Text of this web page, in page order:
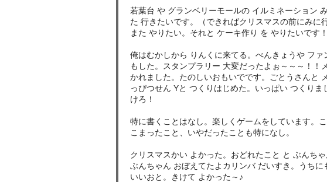
若葉台 や グランベリーモールの イルミネーション
た 行きたいです。（できればクリスマスの前にみに
また やりたい。それと ケーキ作り を やりたいです！
俺はむかしから りんくに来てる。べんきょうや フ
もした。スタンプラリー 大変だったよぉ～～～！！
かれました。たのしいおもいでです。ごとうさんと
っぴつせん Yと つくりはじめた。いっぱい つくり
けろ！
特に書くことはなし。楽しくゲームをしています。
こまったこと、いやだったことも特になし。
クリスマスかい よかった。おどれたこと と ぶんち
ぶんちゃん おぼえてたよカリンバ だいすき。うち
いいおと。きけて よかった～♪